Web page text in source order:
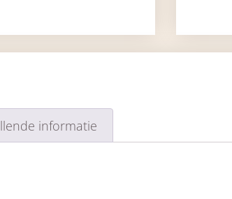
informatie